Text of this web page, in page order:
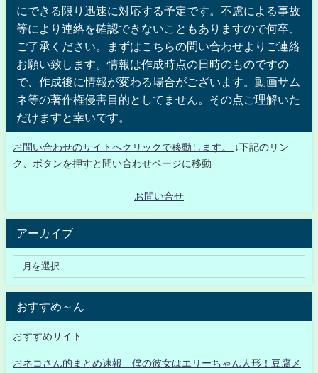
にできる限り迅速に対応する予定です。不慮による事故
等により連絡を確認できないこともありますので何卒、
ご了承ください。まずはこちらの問い合わせよりご連絡
お願い致します。情報は作成時点の日時のものですの
で、作成後に情報が変わる場合がございます。動画サム
ネ等の著作権侵害目的としてません。その点ご理解いた
だけますと幸いです。
お問い合わせのサイトへクリックで移動します。
↓下記のリン
ク、ボタンを押すと問い合わせページに移動
お問い合せ
アーカイブ
おすすめ～ん
おすすめサイト
おネコさん的まとめ速報 僕の彼女はエリーちゃん人形！豆腐メ